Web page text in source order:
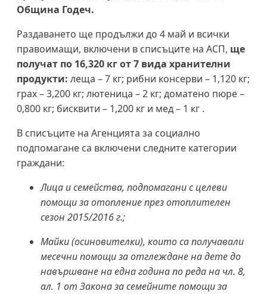
Община Годеч.
Раздаването ще продължи до 4 май и всички
правоимащи, включени в списъците на АСП, ще
получат по 16,320 кг от 7 вида хранителни
продукти: леща – 7 кг; рибни консерви – 1,120 кг;
грах – 3,200 кг; лютеница – 2 кг; доматено пюре –
0,800 кг; бисквити – 1,200 кг и мед – 1 кг .
В списъците на Агенцията за социално
подпомагане са включени следните категории
граждани:
Лица и семейства, подпомагани с целеви
помощи за отопление през отоплителен
сезон 2015/2016 г.;
Майки (осиновителки), които са получавали
месечни помощи за отглеждане на дете до
навършване на една година по реда на чл. 8,
ал. 1 от Закона за семейните помощи за